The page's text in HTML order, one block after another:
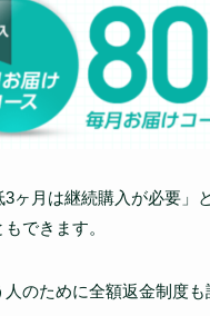
ヶ月は継続購入が必要」
できます。
のために全額返金制度も